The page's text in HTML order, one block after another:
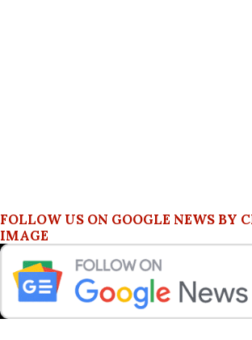
FOLLOW US ON GOOGLE NEWS BY
IMAGE